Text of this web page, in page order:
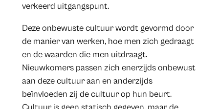
verkeerd uitgangspunt.
Deze onbewuste cultuur wordt gevormd door
de manier van werken, hoe men zich gedraagt
en de waarden die men uitdraagt.
Nieuwkomers passen zich enerzijds onbewust
aan deze cultuur aan en anderzijds
beïnvloeden zij de cultuur op hun beurt.